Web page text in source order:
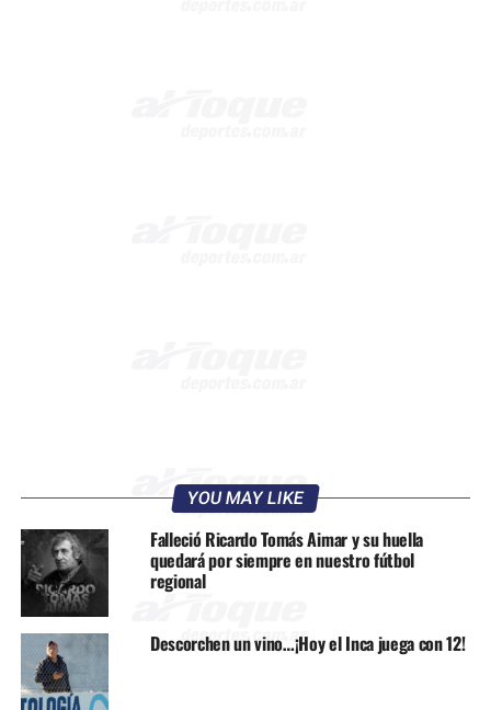
YOU MAY LIKE
Falleció Ricardo Tomás Aimar y su huella
quedará por siempre en nuestro fútbol
regional
Descorchen un vino…¡Hoy el Inca juega con 12!